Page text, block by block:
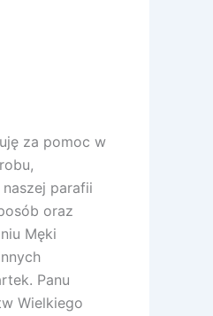
za pomoc w
parafii
oraz
Męki
Panu
Wielkiego